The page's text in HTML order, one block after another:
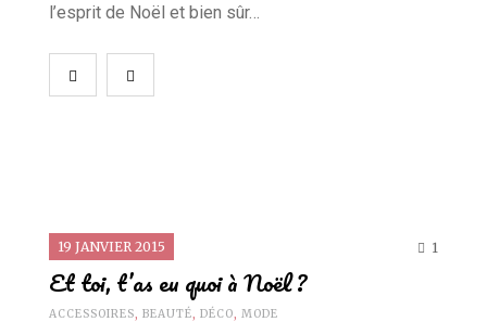
l’esprit de Noël et bien sûr…
19 JANVIER 2015 1
Et toi, t’as eu quoi à Noël ?
ACCESSOIRES BEAUTÉ DÉCO MODE